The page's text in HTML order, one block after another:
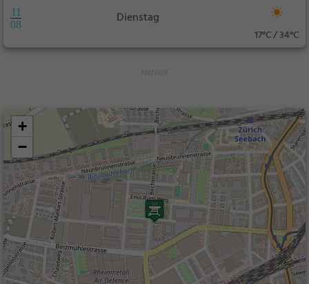
11
08
Dienstag
17°C / 34°C
+
−